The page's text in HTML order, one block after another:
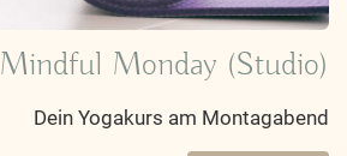
Mindful Monday (Studio)
Dein Yogakurs am Montagabend